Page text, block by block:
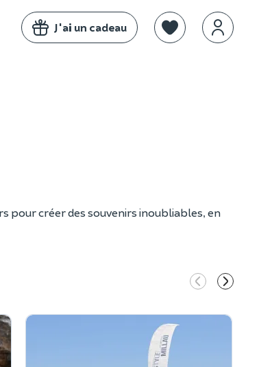
J'ai un cadeau
pour créer des souvenirs inoubliables, en